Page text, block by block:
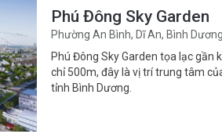
Phú Đông Sky Garden
Phường An Bình, Dĩ An, Bình Dương
Phú Đông Sky Garden tọa lạc gần
chỉ 500m, đây là vị trí trung tâm
tỉnh Bình Dương.